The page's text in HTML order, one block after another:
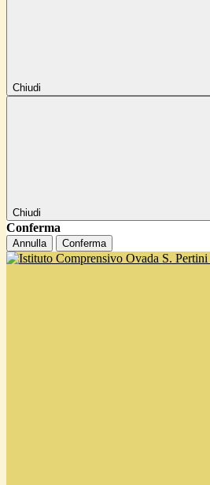
Chiudi
Chiudi
Conferma
Annulla Conferma